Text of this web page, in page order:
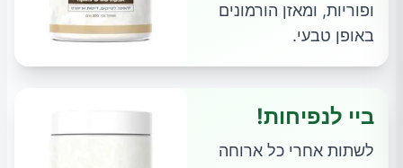
ופוריות, ומאזן הורמונים
באופן טבעי.
ביי לנפיחות!
לשתות אחרי כל ארוחה